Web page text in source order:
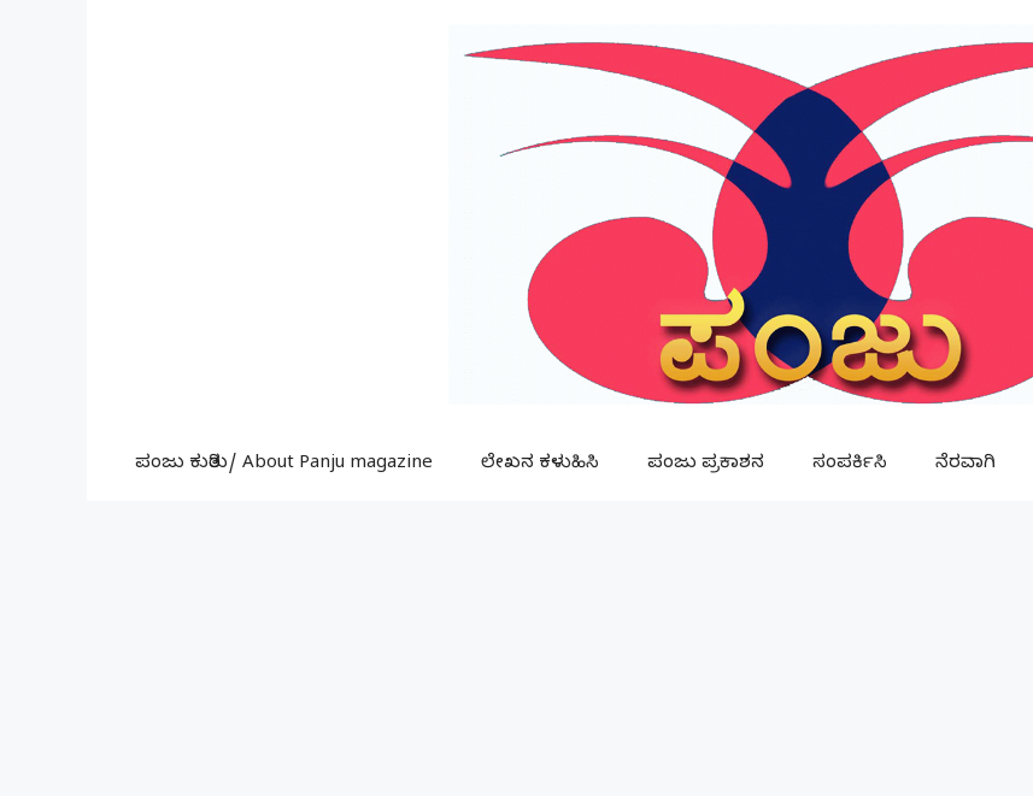
ಪಂಜು ಕುರಿತು/ About Panju magazine ಲೇಖನ ಕಳುಹಿಸಿ ಪಂಜು ಪ್ರಕಾಶನ ಸಂಪರ್ಕಿಸಿ ನೆರವಾಗಿ